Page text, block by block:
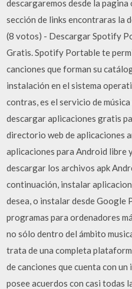
descargaremos desde la
sección de links encontraras la
(8 votos) - Descargar Spotify
Gratis. Spotify Portable te
canciones que forman su
instalación en el sistema
contras, es el servicio de
descargar aplicaciones gratis
directorio web de aplicaciones
aplicaciones para Android libre
descargar los archivos apk
continuación, instalar
desea, o instalar desde Google
programas para ordenadores
no sólo dentro del ámbito
trata de una completa
de canciones que cuenta con
posee acuerdos con casi todas